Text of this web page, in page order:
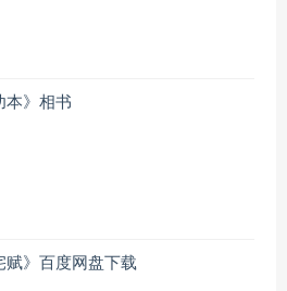
本》相书
赋》百度网盘下载